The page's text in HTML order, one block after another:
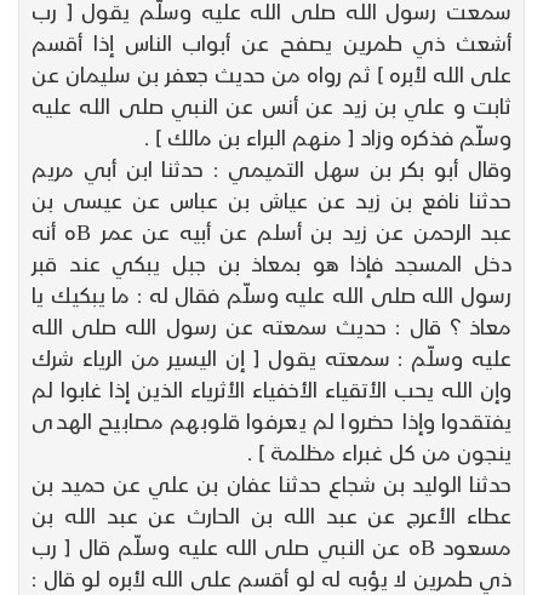
سمعت رسول الله صلى الله عليه وسلّم يقول [ رب
أشعث ذي طمرين يصفح عن أبواب الناس إذا أقسم
على الله لأبره ] ثم رواه من حديث جعفر بن سليمان عن
ثابت و علي بن زيد عن أنس عن النبي صلى الله عليه
وسلّم فذكره وزاد [ منهم البراء بن مالك ] .
وقال أبو بكر بن سهل التميمي : حدثنا ابن أبي مريم
حدثنا نافع بن زيد عن عياش بن عباس عن عيسى بن
عبد الرحمن عن زيد بن أسلم عن أبيه عن عمر Bه أنه
دخل المسجد فإذا هو بمعاذ بن جبل يبكي عند قبر
رسول الله صلى الله عليه وسلّم فقال له : ما يبكيك يا
معاذ ؟ قال : حديث سمعته عن رسول الله صلى الله
عليه وسلّم : سمعته يقول [ إن اليسير من الرياء شرك
وإن الله يحب الأتقياء الأخفياء الأثرياء الذين إذا غابوا لم
يفتقدوا وإذا حضروا لم يعرفوا قلوبهم مصابيح الهدى
ينجون من كل غبراء مظلمة ] .
حدثنا الوليد بن شجاع حدثنا عفان بن علي عن حميد بن
عطاء الأعرج عن عبد الله بن الحارث عن عبد الله بن
مسعود Bه عن النبي صلى الله عليه وسلّم قال [ رب
ذي طمرين لا يؤبه له لو أقسم على الله لأبره لو قال :